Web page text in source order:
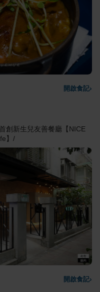
開啟食記›
創新生兒友善餐廳【NICE
】/
開啟食記›